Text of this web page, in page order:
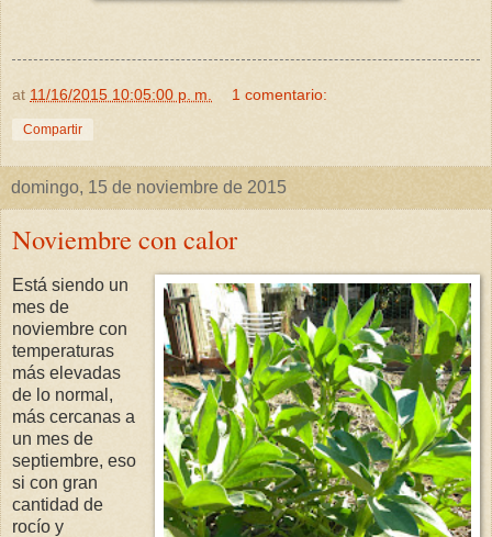
at 11/16/2015 10:05:00 p. m. 1 comentario:
Compartir
domingo, 15 de noviembre de 2015
Noviembre con calor
Está siendo un
mes de
noviembre con
temperaturas
más elevadas
de lo normal,
más cercanas a
un mes de
septiembre, eso
si con gran
cantidad de
rocío y